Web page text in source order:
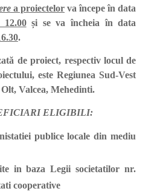
a proiectelor va începe în data
12.00și se va încheia în data
.
de proiect, respectiv locul de
este Regiunea Sud-Vest
Valcea, Mehedinti.
ELIGIBILI:
publice locale din mediu
in baza Legii societatilor nr.
cooperative